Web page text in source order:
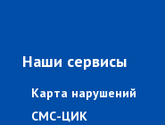
Наши сервисы
Карта нарушений
СМС-ЦИК